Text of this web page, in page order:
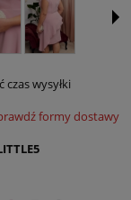
wysyłki
formy dostawy